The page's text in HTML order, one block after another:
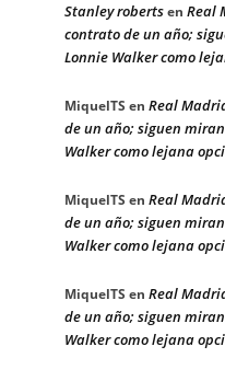
Stanley robertsen Real
contrato de un año;
Lonnie Walker como
MiquelTS en Real
de un año; siguen
Walker como lejana
MiquelTS en Real
de un año; siguen
Walker como lejana
MiquelTS en Real
de un año; siguen
Walker como lejana